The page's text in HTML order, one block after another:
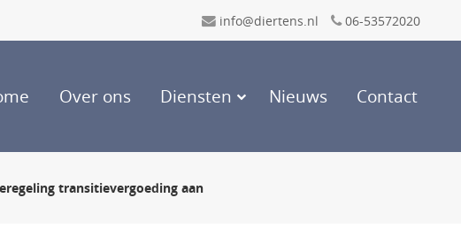
info@diertens.nl 06-53572020
Over ons Diensten Nieuws Contact
transitievergoeding aan